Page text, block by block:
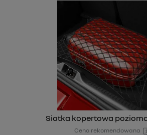
Siatka kopertowa
Cena rekomendowana